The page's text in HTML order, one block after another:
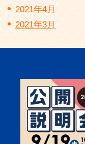
2021年4月
2021年3月